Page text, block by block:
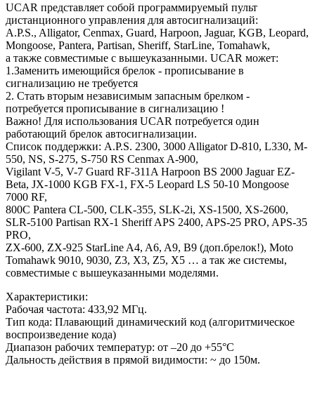
UCAR представляет собой программируемый пульт
дистанционного управления для автосигнализаций:
A.P.S., Alligator, Cenmax, Guard, Harpoon, Jaguar, KGB, Leopard,
Mongoose, Pantera, Partisan, Sheriff, StarLine, Tomahawk,
а также совместимые с вышеуказанными. UCAR может:
1.Заменить имеющийся брелок - прописывание в
сигнализацию не требуется
2. Стать вторым независимым запасным брелком -
потребуется прописывание в сигнализацию !
Важно! Для использования UCAR потребуется один
работающий брелок автосигнализации.
Список поддержки: A.P.S. 2300, 3000 Alligator D-810, L330, M-
550, NS, S-275, S-750 RS Cenmax A-900,
Vigilant V-5, V-7 Guard RF-311A Harpoon BS 2000 Jaguar EZ-
Beta, JX-1000 KGB FX-1, FX-5 Leopard LS 50-10 Mongoose
7000 RF,
800C Pantera CL-500, CLK-355, SLK-2i, XS-1500, XS-2600,
SLR-5100 Partisan RX-1 Sheriff APS 2400, APS-25 PRO, APS-35
PRO,
ZX-600, ZX-925 StarLine A4, A6, A9, B9 (доп.брелок!), Moto
Tomahawk 9010, 9030, Z3, X3, Z5, X5 … а так же системы,
совместимые с вышеуказанными моделями.
Характеристики:
Рабочая частота: 433,92 МГц.
Тип кода: Плавающий динамический код (алгоритмическое
воспроизведение кода)
Диапазон рабочих температур: от –20 до +55°C
Дальность действия в прямой видимости: ~ до 150м.